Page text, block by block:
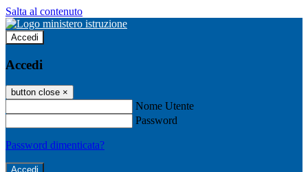
Salta al contenuto
Accedi
Accedi
button close ×
Nome Utente
Password
Password dimenticata?